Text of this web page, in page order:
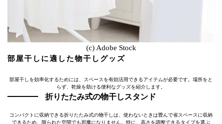
(c) Adobe Stock
部屋干しに適した物干しグッズ
部屋干しを効率化するためには、スペースを有効活用できるアイテムが必要です。場所をと
らず、乾燥を助ける便利なグッズを紹介します。
折りたたみ式の物干しスタンド
コンパクトに収納できる折りたたみ式の物干しは、使わないときは畳んで省スペースに収納
できるため、限られた空間でも邪魔になりません。特に、高さを調整できるタイプを選ぶ